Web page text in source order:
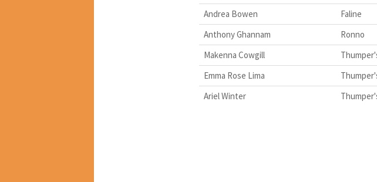
Andrea Bowen
Faline
Anthony Ghannam
Ronno
Makenna Cowgill
Emma Rose Lima
Ariel Winter